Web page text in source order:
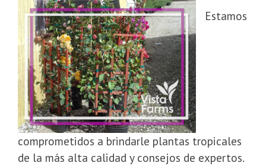
Estamos
comprometidos a brindarle plantas tropicales
de la más alta calidad y consejos de expertos.